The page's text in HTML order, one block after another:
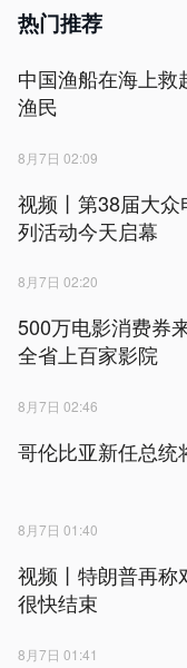
热门推荐
中国渔船在海上救
渔民
8月7日 02:09
视频丨第38届大
列活动今天启幕
8月7日 02:20
500万电影消费券
全省上百家影院
8月7日 02:46
哥伦比亚新任总统
8月7日 01:40
视频丨特朗普再称
很快结束
8月7日 01:41